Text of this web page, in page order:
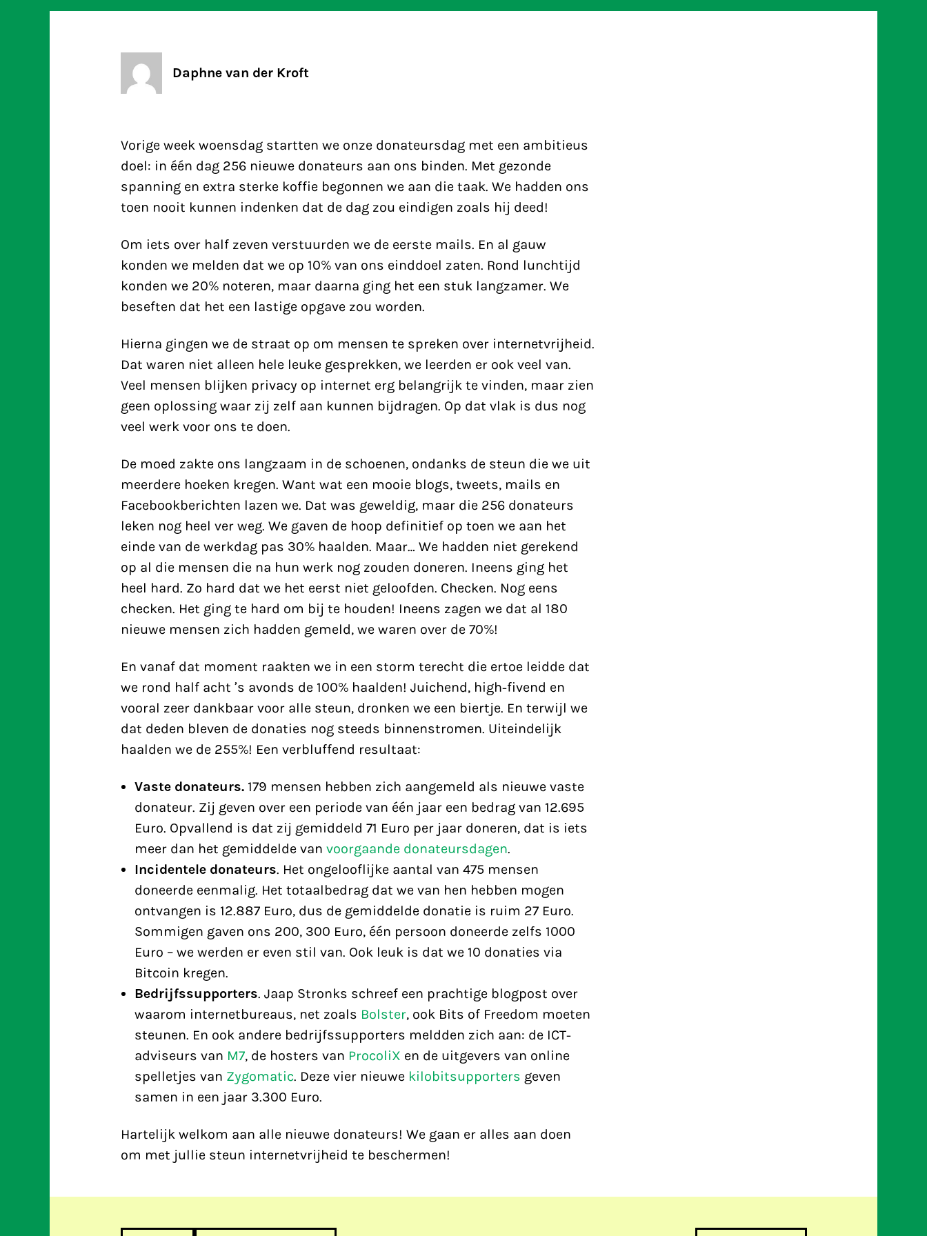
Daphne van der Kroft
Vorige week woensdag startten we onze donateursdag met een ambitieus
doel: in één dag 256 nieuwe donateurs aan ons binden. Met gezonde
spanning en extra sterke koffie begonnen we aan die taak. We hadden ons
toen nooit kunnen indenken dat de dag zou eindigen zoals hij deed!
Om iets over half zeven verstuurden we de eerste mails. En al gauw
konden we melden dat we op 10% van ons einddoel zaten. Rond lunchtijd
konden we 20% noteren, maar daarna ging het een stuk langzamer. We
beseften dat het een lastige opgave zou worden.
Hierna gingen we de straat op om mensen te spreken over internetvrijheid.
Dat waren niet alleen hele leuke gesprekken, we leerden er ook veel van.
Veel mensen blijken privacy op internet erg belangrijk te vinden, maar zien
geen oplossing waar zij zelf aan kunnen bijdragen. Op dat vlak is dus nog
veel werk voor ons te doen.
De moed zakte ons langzaam in de schoenen, ondanks de steun die we uit
meerdere hoeken kregen. Want wat een mooie blogs, tweets, mails en
Facebookberichten lazen we. Dat was geweldig, maar die 256 donateurs
leken nog heel ver weg. We gaven de hoop definitief op toen we aan het
einde van de werkdag pas 30% haalden. Maar… We hadden niet gerekend
op al die mensen die na hun werk nog zouden doneren. Ineens ging het
heel hard. Zo hard dat we het eerst niet geloofden. Checken. Nog eens
checken. Het ging te hard om bij te houden! Ineens zagen we dat al 180
nieuwe mensen zich hadden gemeld, we waren over de 70%!
En vanaf dat moment raakten we in een storm terecht die ertoe leidde dat
we rond half acht ’s avonds de 100% haalden! Juichend, high-fivend en
vooral zeer dankbaar voor alle steun, dronken we een biertje. En terwijl we
dat deden bleven de donaties nog steeds binnenstromen. Uiteindelijk
haalden we de 255%! Een verbluffend resultaat:
Vaste donateurs.179 mensen hebben zich aangemeld als nieuwe vaste
donateur. Zij geven over een periode van één jaar een bedrag van 12.695
Euro. Opvallend is dat zij gemiddeld 71 Euro per jaar doneren, dat is iets
meer dan het gemiddelde van voorgaande donateursdagen.
Incidentele donateurs. Het ongelooflijke aantal van 475 mensen
doneerde eenmalig. Het totaalbedrag dat we van hen hebben mogen
ontvangen is 12.887 Euro, dus de gemiddelde donatie is ruim 27 Euro.
Sommigen gaven ons 200, 300 Euro, één persoon doneerde zelfs 1000
Euro – we werden er even stil van. Ook leuk is dat we 10 donaties via
Bitcoin kregen.
Bedrijfssupporters. Jaap Stronks schreef een prachtige blogpost over
waarom internetbureaus, net zoals Bolster, ook Bits of Freedom moeten
steunen. En ook andere bedrijfssupporters meldden zich aan: de ICT-
adviseurs van M7, de hosters van ProcoliX en de uitgevers van online
spelletjes van Zygomatic. Deze vier nieuwe kilobitsupporters geven
samen in een jaar 3.300 Euro.
Hartelijk welkom aan alle nieuwe donateurs! We gaan er alles aan doen
om met jullie steun internetvrijheid te beschermen!